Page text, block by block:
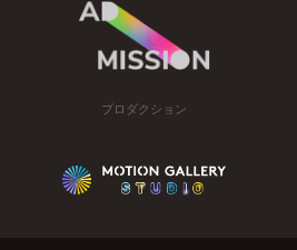
プロダクション